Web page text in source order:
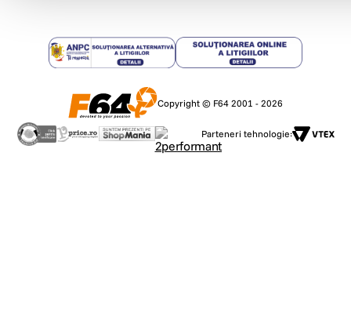
Copyright © F64 2001 - 2026
Parteneri tehnologie: